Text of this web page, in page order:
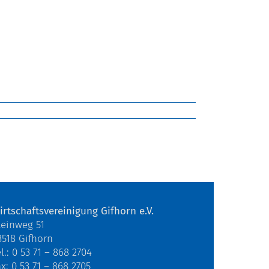
Gifhorn e.V.
51
Gifhorn
0 53 71 – 868 2704
0 53 71 – 868 2705